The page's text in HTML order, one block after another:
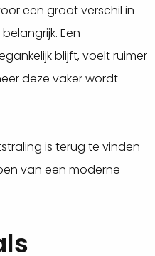
een groot verschil in
Een
blijft, voelt ruimer
deze vaker wordt
is terug te vinden
van een moderne